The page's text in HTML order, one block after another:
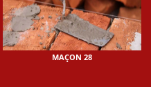
MAÇON 28